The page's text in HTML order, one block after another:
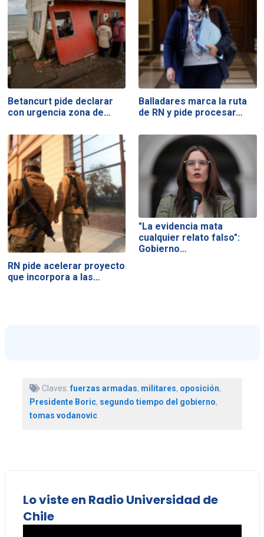
Betancurt pide declarar
con urgencia zona de…
Balladares marca la ruta
de RN y pide procesar…
RN pide acelerar proyecto
que incorpora a las…
"La evidencia mata
cualquier relato falso":
Gobierno…
Claves:fuerzas armadas, militares, oposición,
Presidente Boric, segundo tiempo del gobierno,
tomas vodanovic
Lo viste en Radio Universidad de
Chile